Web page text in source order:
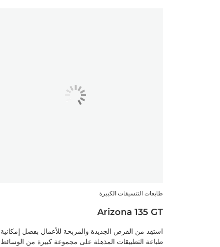
طابعات التنسيقات الكبيرة
Arizona 135 GT
استفِد من الفرص الجديدة والمربحة للأعمال بفضل إمكانية
طباعة التطبيقات المذهلة على مجموعة كبيرة من الوسائط